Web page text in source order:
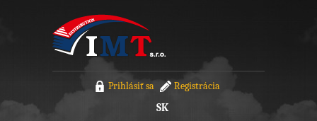
Prihlásiť sa Registrácia
SK